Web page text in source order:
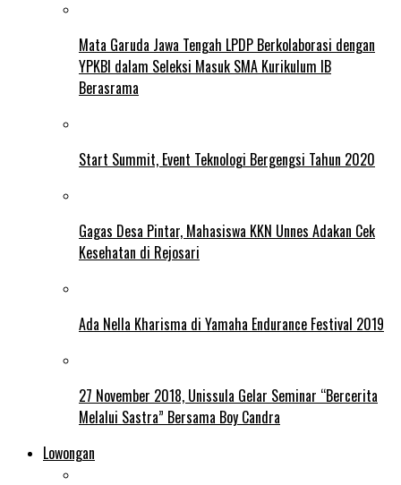
Mata Garuda Jawa Tengah LPDP Berkolaborasi dengan
YPKBI dalam Seleksi Masuk SMA Kurikulum IB
Berasrama
Start Summit, Event Teknologi Bergengsi Tahun 2020
Gagas Desa Pintar, Mahasiswa KKN Unnes Adakan Cek
Kesehatan di Rejosari
Ada Nella Kharisma di Yamaha Endurance Festival 2019
27 November 2018, Unissula Gelar Seminar “Bercerita
Melalui Sastra” Bersama Boy Candra
Lowongan